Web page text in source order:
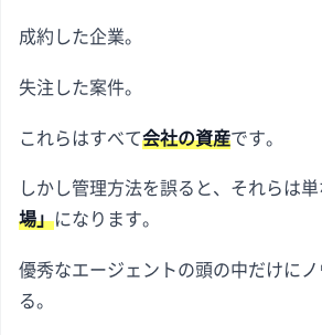
成約した企業。
失注した案件。
これらはすべて会社の資産です。
しかし管理方法を誤ると、それらは
場」になります。
優秀なエージェントの頭の中だけに
る。